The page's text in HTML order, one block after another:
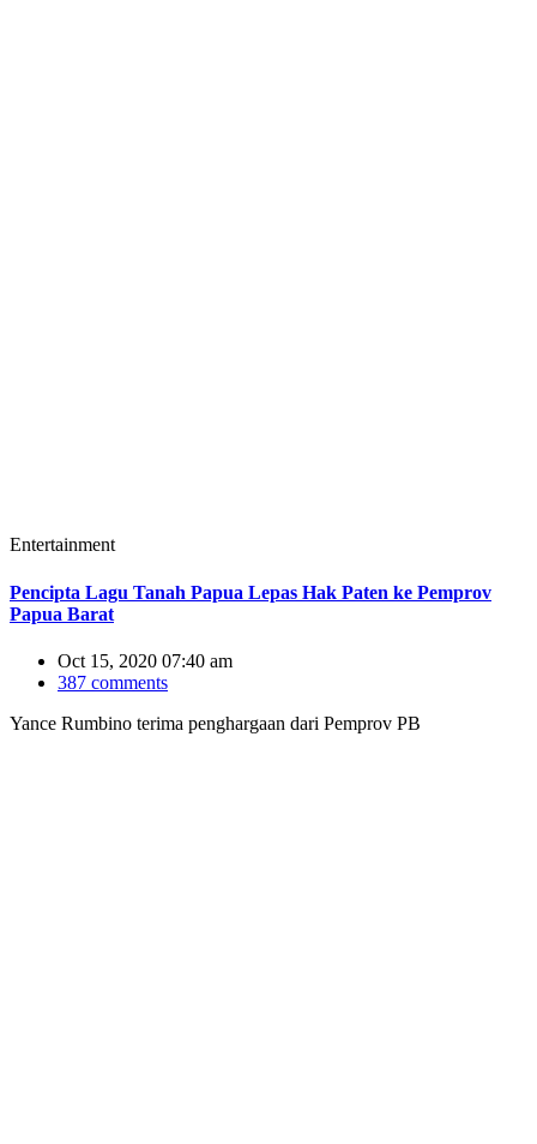
Entertainment
Pencipta Lagu Tanah Papua Lepas Hak Paten ke Pemprov
Papua Barat
Oct 15, 2020 07:40 am
387 comments
Yance Rumbino terima penghargaan dari Pemprov PB